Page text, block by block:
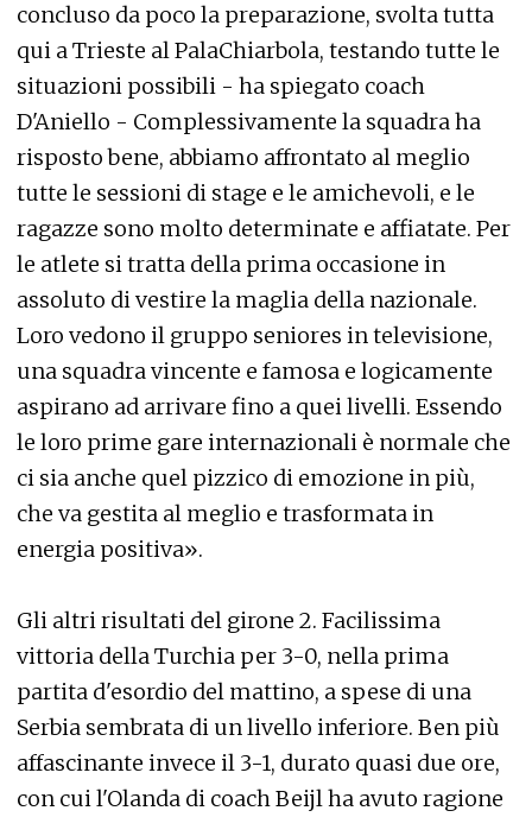
concluso da poco la preparazione, svolta tutta
qui a Trieste al PalaChiarbola, testando tutte le
situazioni possibili - ha spiegato coach
D'Aniello - Complessivamente la squadra ha
risposto bene, abbiamo affrontato al meglio
tutte le sessioni di stage e le amichevoli, e le
ragazze sono molto determinate e affiatate. Per
le atlete si tratta della prima occasione in
assoluto di vestire la maglia della nazionale.
Loro vedono il gruppo seniores in televisione,
una squadra vincente e famosa e logicamente
aspirano ad arrivare fino a quei livelli. Essendo
le loro prime gare internazionali è normale che
ci sia anche quel pizzico di emozione in più,
che va gestita al meglio e trasformata in
energia positiva».
Gli altri risultati del girone 2. Facilissima
vittoria della Turchia per 3-0, nella prima
partita d'esordio del mattino, a spese di una
Serbia sembrata di un livello inferiore. Ben più
affascinante invece il 3-1, durato quasi due ore,
con cui l'Olanda di coach Beijl ha avuto ragione